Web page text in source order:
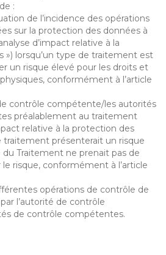
:
de l’incidence des opérations
sur la protection des données à
d’impact relative à la
») lorsqu’un type de traitement est
un risque élevé pour les droits et
conformément à l’article
contrôle compétente/les autorités
préalablement au traitement
relative à la protection des
traitement présenterait un risque
du Traitement ne prenait pas de
risque, conformément à l’article
opérations de contrôle de
l’autorité de contrôle
de contrôle compétentes.